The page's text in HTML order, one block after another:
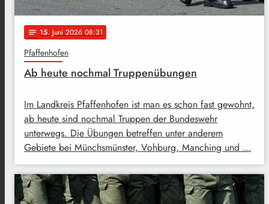
notes 15. Juni 2026 08:31
Pfaffenhofen
Ab heute nochmal Truppenübungen
Im Landkreis Pfaffenhofen ist man es schon fast gewohnt,
ab heute sind nochmal Truppen der Bundeswehr
unterwegs. Die Übungen betreffen unter anderem
Gebiete bei Münchsmünster, Vohburg, Manching und …